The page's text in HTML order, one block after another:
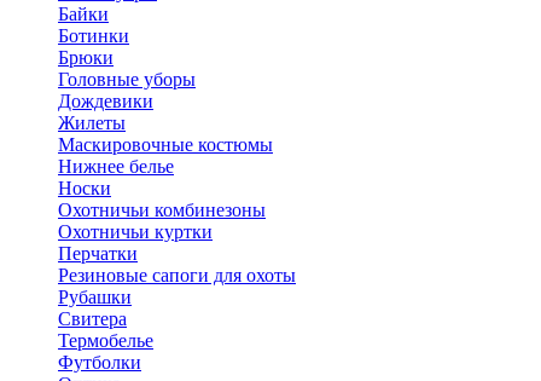
Байки
Ботинки
Брюки
Головные уборы
Дождевики
Жилеты
Маскировочные костюмы
Нижнее белье
Носки
Охотничьи комбинезоны
Охотничьи куртки
Перчатки
Резиновые сапоги для охоты
Рубашки
Свитера
Термобелье
Футболки